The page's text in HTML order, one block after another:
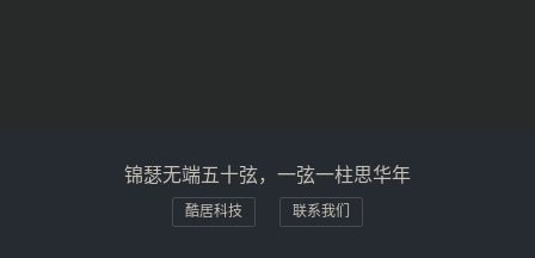
锦瑟无端五十弦，一弦一柱思华年
酷居科技 联系我们